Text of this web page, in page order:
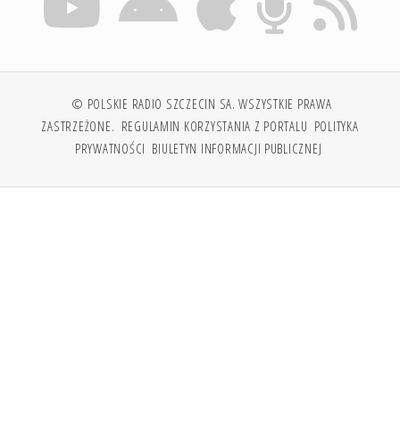
© POLSKIE RADIO SZCZECIN SA. WSZYSTKIE PRAWA
ZASTRZEŻONE. REGULAMIN KORZYSTANIA Z PORTALU POLITYKA
PRYWATNOŚCI BIULETYN INFORMACJI PUBLICZNEJ